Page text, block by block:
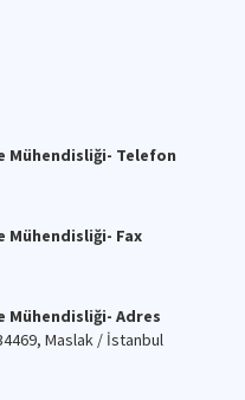
Mühendisliği- Telefon
Mühendisliği- Fax
Mühendisliği- Adres
Maslak / İstanbul